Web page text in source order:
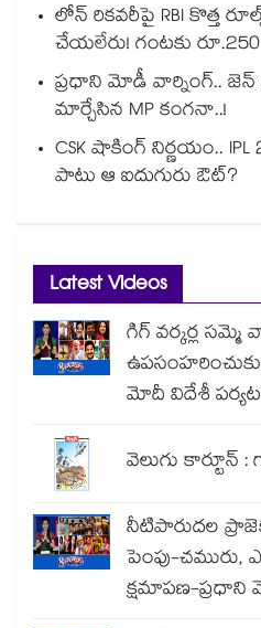
లోన్ రికవరీపై RBI కొత్త
చేయలేరు! గంటకు
ప్రధాని మోడీ వార్నింగ్.. జెన్
మార్చేసిన MP కంగనా..!
CSK షాకింగ్ నిర్ణయం..
పాటు ఆ ఐదుగురు ఔట్?
Latest Videos
గిగ్ వర్కర్ల
మోదీ విదేశీ
వెలుగు
నీటిపారుదల
పెంపు-చమురు,
క్షమాపణ-ప్రధాని